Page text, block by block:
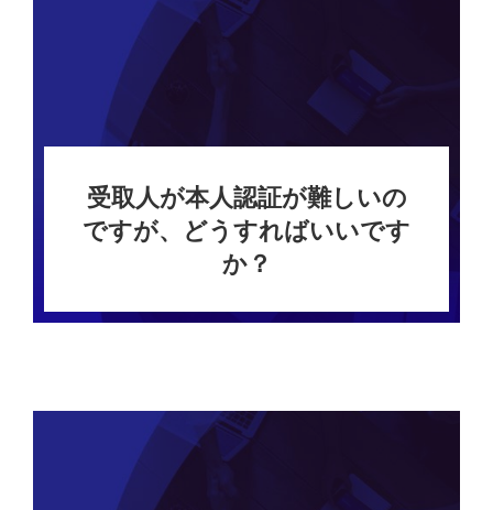
受取人が本人認証が難しいの
ですが、どうすればいいです
か？